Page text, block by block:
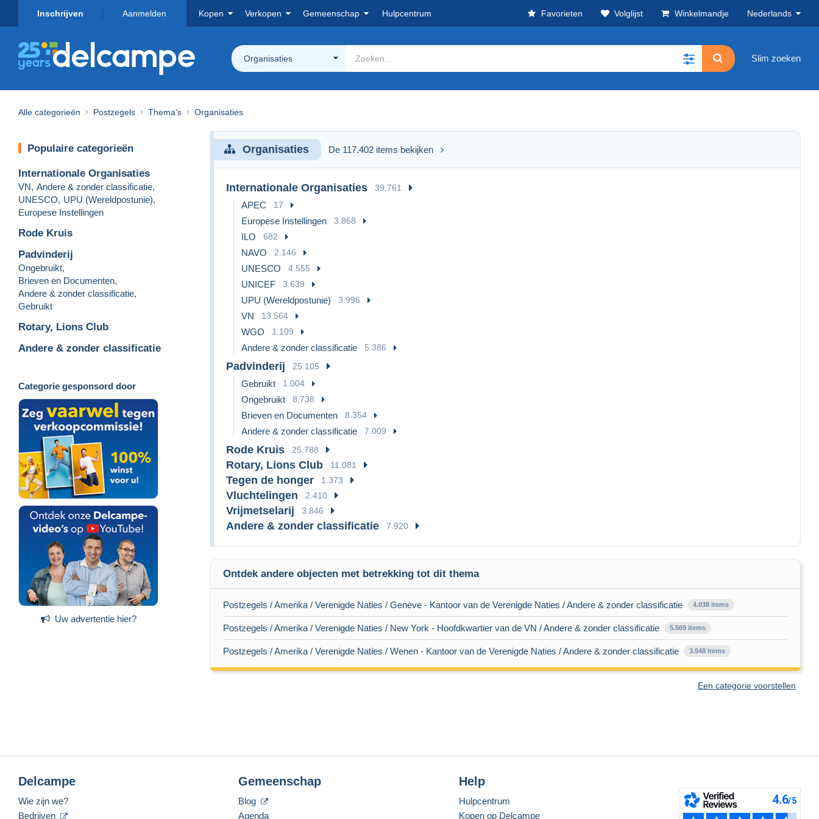
Inschrijven Aanmelden Kopen Verkopen Gemeenschap Hulpcentrum Favorieten Volglijst Winkelmandje Nederlands
Organisaties Slim zoeken
Alle categorieën Postzegels Thema's Organisaties
Populaire categorieën
Internationale Organisaties
VN, Andere & zonder classificatie,
UNESCO, UPU (Wereldpostunie),
Europese Instellingen
Rode Kruis
Padvinderij
Ongebruikt,
Brieven en Documenten,
Andere & zonder classificatie,
Gebruikt
Rotary, Lions Club
Andere & zonder classificatie
Categorie gesponsord door
Uw advertentie hier?
Organisaties De 117.402 items bekijken
Internationale Organisaties 39.761
APEC 17
Europese Instellingen 3.868
ILO 682
NAVO 2.146
UNESCO 4.555
UNICEF 3.639
UPU (Wereldpostunie) 3.996
VN 13.564
WGO 1.109
Andere & zonder classificatie 5.386
Padvinderij 25.105
Gebruikt 1.004
Ongebruikt 8.738
Brieven en Documenten 8.354
Andere & zonder classificatie 7.009
Rode Kruis 25.788
Rotary, Lions Club 11.081
Tegen de honger 1.373
Vluchtelingen 2.410
Vrijmetselarij 3.846
Andere & zonder classificatie 7.920
Ontdek andere objecten met betrekking tot dit thema
Postzegels / Amerika / Verenigde Naties / Genève - Kantoor van de Verenigde Naties / Andere & zonder classificatie 4.038 items
Postzegels / Amerika / Verenigde Naties / New York - Hoofdkwartier van de VN / Andere & zonder classificatie 5.569 items
Postzegels / Amerika / Verenigde Naties / Wenen - Kantoor van de Verenigde Naties / Andere & zonder classificatie 3.948 items
Een categorie voorstellen
Delcampe
Wie zijn we?
Bedrijven
Gemeenschap
Blog
Agenda
Help
Hulpcentrum
Kopen op Delcampe